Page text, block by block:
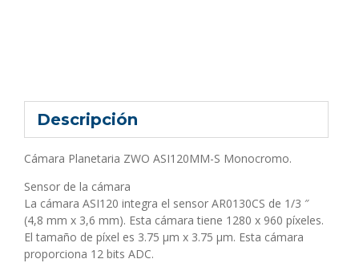
Descripción
Cámara Planetaria ZWO ASI120MM-S Monocromo.
Sensor de la cámara
La cámara ASI120 integra el sensor AR0130CS de 1/3 ″
(4,8 mm x 3,6 mm). Esta cámara tiene 1280 x 960 píxeles.
El tamaño de píxel es 3.75 μm x 3.75 μm. Esta cámara
proporciona 12 bits ADC.